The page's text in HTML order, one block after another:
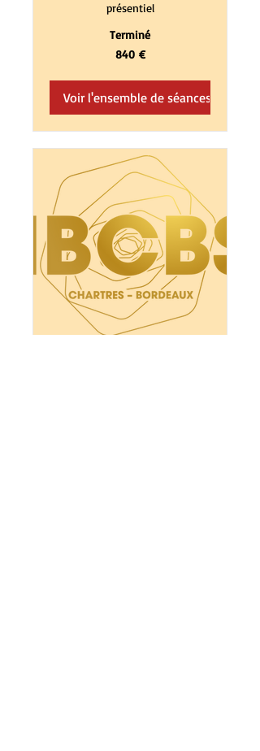
présentiel
Terminé
840 €
Voir l'ensemble de séances